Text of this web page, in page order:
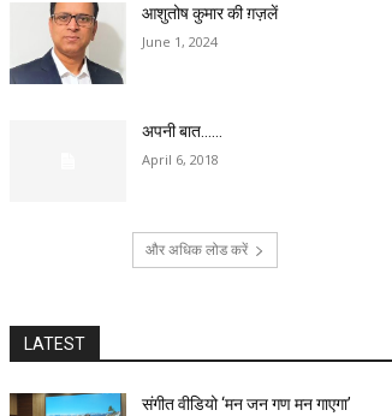
आशुतोष कुमार की ग़ज़लें
June 1, 2024
अपनी बात……
April 6, 2018
और अधिक लोड करें
LATEST
संगीत वीडियो ‘मन जन गण मन गाएगा’